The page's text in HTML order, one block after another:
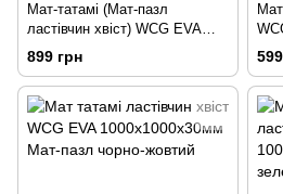
Мат-татамі (Мат-пазл
ластівчин хвіст) WCG EVA
100х100х3 cm Синьо-жовтий
899 грн